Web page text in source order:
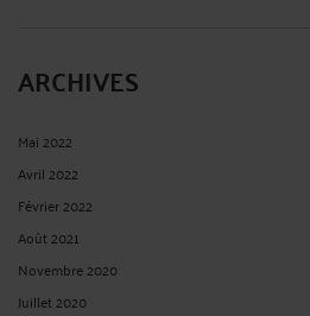
ARCHIVES
Mai 2022
Avril 2022
Février 2022
Août 2021
Novembre 2020
Juillet 2020